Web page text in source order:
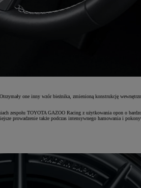
one inny wzór bieżnika, zmienioną konstrukcję
zespołu TOYOTA GAZOO Racing z użytkowania opon o
prowadzenie także podczas intensywnego hamowania i